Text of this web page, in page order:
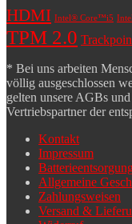
HDMI Intel® Core™i5
TPM 2.0
* Bei uns arbeiten
völlig ausgeschlossen
gelten unsere AGBs
Vertriebspartner der
Kontakt
Impressum
Allgemeine
Zahlungsweisen
Versand &